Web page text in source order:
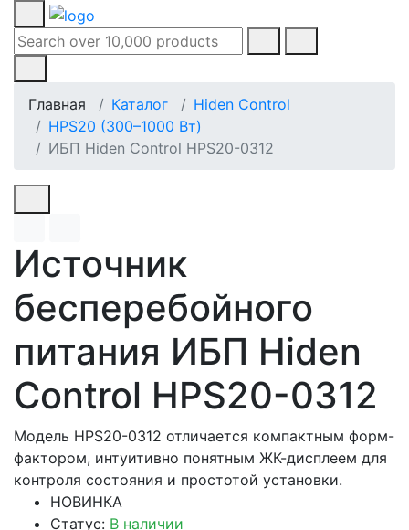
Главная Каталог
Hiden Control
HPS20 (300–1000 Вт)
ИБП Hiden Control HPS20-0312
Источник
бесперебойного
питания ИБП Hiden
Control HPS20-0312
Модель HPS20-0312 отличается компактным форм-
фактором, интуитивно понятным ЖК-дисплеем для
контроля состояния и простотой установки.
НОВИНКА
Статус: В наличии